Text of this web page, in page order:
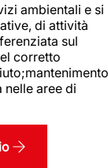
ambientali e si
di attività
sul
corretto
aree di